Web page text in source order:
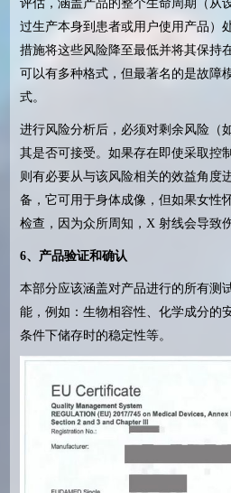
评估，涵盖产品的整个生命周期（从
过生产本身到患者或用户使用产品）
措施将这些风险降至最低并将其保持
可以有多种格式，但最著名的是故障
式。
进行风险分析后，必须对剩余风险（
其是否可接受。如果存在即使采取控
则有必要从与该风险相关的效益角度
备，它可用于身体成像，但如果女性
检查，因为众所周知， X 射线会导致
6、产品验证和确认
本部分应该涵盖对产品进行的所有测
能，例如：生物相容性、化学成分的
条件下储存时的稳定性等。